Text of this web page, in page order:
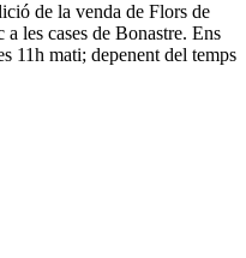
de la venda de Flors de
les cases de Bonastre. Ens
11h mati; depenent del temps